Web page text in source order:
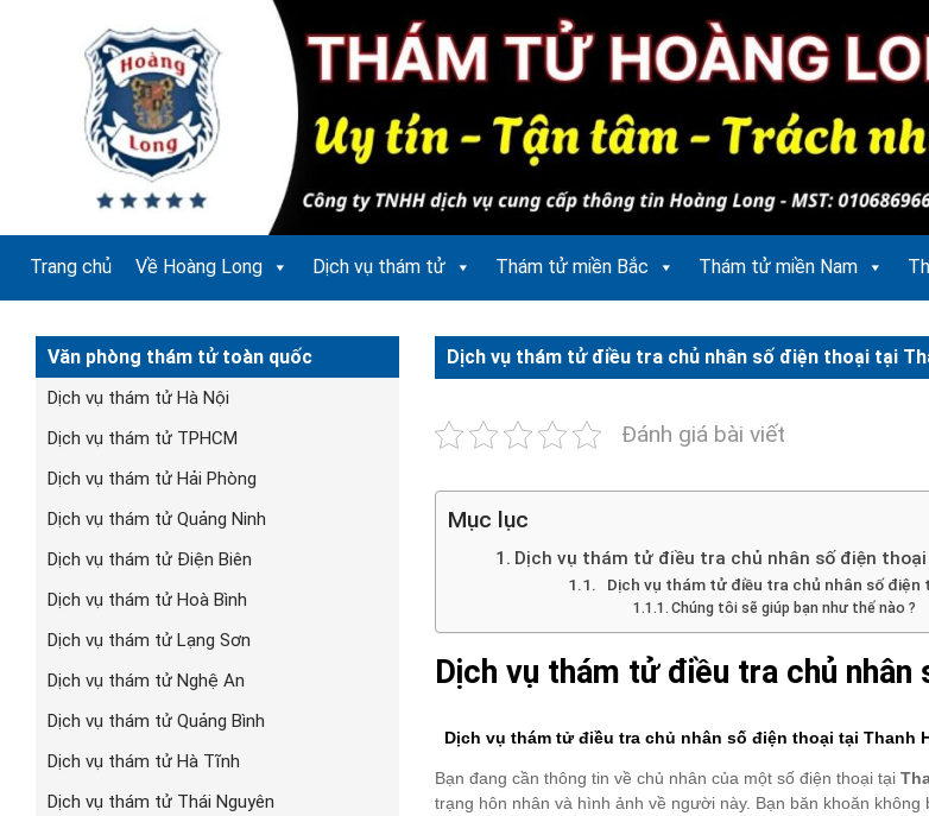
Trang chủ Về Hoàng Long Dịch vụ thám tử Thám tử miền Bắc Thám tử miền Nam
Văn phòng thám tử toàn quốc
Dịch vụ thám tử Hà Nội
Dịch vụ thám tử TPHCM
Dịch vụ thám tử Hải Phòng
Dịch vụ thám tử Quảng Ninh
Dịch vụ thám tử Điện Biên
Dịch vụ thám tử Hoà Bình
Dịch vụ thám tử Lạng Sơn
Dịch vụ thám tử Nghệ An
Dịch vụ thám tử Quảng Bình
Dịch vụ thám tử Hà Tĩnh
Dịch vụ thám tử Thái Nguyên
Dịch vụ thám tử điều tra chủ nhân số điện thoại tại
Đánh giá bài viết
Mục lục
Dịch vụ thám tử điều tra chủ nhân số điện
Dịch vụ thám tử điều tra chủ nhân số điện
Chúng tôi sẽ giúp bạn như thế nào ?
Dịch vụ thám tử điều tra chủ
Dịch vụ thám tử điều tra chủ nhân số điện thoại tại Thanh
Bạn đang cần thông tin về chủ nhân của một số điện thoại tại
trạng hôn nhân và hình ảnh về người này. Bạn băn khoăn